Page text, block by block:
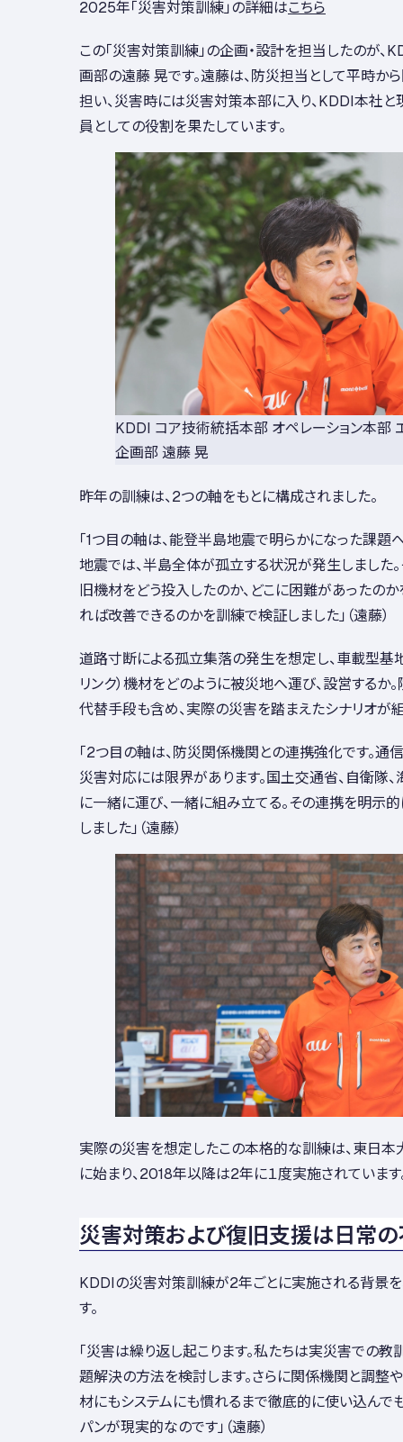
2025年「災害対策訓練」の詳細はこちら
この「災害対策訓練」の企画・設計を担当したのが、
画部の遠藤 晃です。遠藤は、防災担当として平時か
担い、災害時には災害対策本部に入り、KDDI本社と
員としての役割を果たしています。
KDDI コア技術統括本部 オペレーション本部
企画部 遠藤 晃
昨年の訓練は、2つの軸をもとに構成されました。
「1つ目の軸は、能登半島地震で明らかになった課題
地震では、半島全体が孤立する状況が発生しました
旧機材をどう投入したのか、どこに困難があったのか
れば改善できるのかを訓練で検証しました」（遠藤）
道路寸断による孤立集落の発生を想定し、車載型基
リンク）機材をどのように被災地へ運び、設営するか
代替手段も含め、実際の災害を踏まえたシナリオが
「2つ目の軸は、防災関係機関との連携強化です。
災害対応には限界があります。国土交通省、自衛隊
に一緒に運び、一緒に組み立てる。その連携を明示
しました」（遠藤）
実際の災害を想定したこの本格的な訓練は、東日
に始まり、2018年以降は2年に１度実施されています
災害対策および復旧支援は日常
KDDIの災害対策訓練が2年ごとに実施される背景を
す。
「災害は繰り返し起こります。私たちは実災害での教
題解決の方法を検討します。さらに関係機関と調整
材にもシステムにも慣れるまで徹底的に使い込んで
パンが現実的なのです」（遠藤）